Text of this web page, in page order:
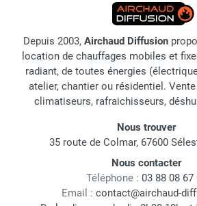
Depuis 2003, Airchaud Diffusion
location de chauffages mobiles et
radiant, de toutes énergies
atelier, chantier ou résidentiel.
climatiseurs, rafraichisseurs,
Nous trouver
35 route de Colmar, 67600
Nous contacter
Téléphone : 03 88 08 67
Email : contact@airchaud-